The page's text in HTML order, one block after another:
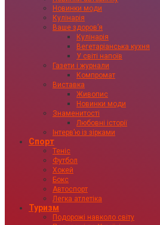
Новинки моди
Кулінарія
Ваше здоровʼя
Кулінарія
Вегетаріанська кухня
У світі напоїв
Газети і журнали
Компромат
Виставка
Живопис
Новинки моди
Знаменитості
Любовні історії
Інтервʼю із зірками
Спорт
Теніс
Футбол
Хокей
Бокс
Автоспорт
Легка атлетіка
Туризм
Подорожі навколо світу